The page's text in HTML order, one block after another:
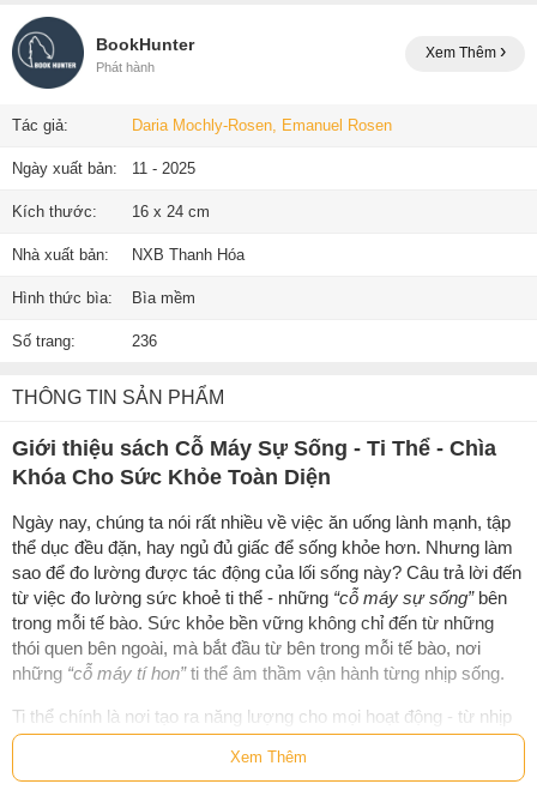
BookHunter
Phát hành
Xem Thêm
Tác giả: Daria Mochly-Rosen, Emanuel Rosen
Ngày xuất bản: 11 - 2025
Kích thước: 16 x 24 cm
Nhà xuất bản: NXB Thanh Hóa
Hình thức bìa: Bìa mềm
Số trang: 236
THÔNG TIN SẢN PHẨM
Giới thiệu sách Cỗ Máy Sự Sống - Ti Thể - Chìa
Khóa Cho Sức Khỏe Toàn Diện
Ngày nay, chúng ta nói rất nhiều về việc ăn uống lành mạnh, tập
thể dục đều đặn, hay ngủ đủ giấc để sống khỏe hơn. Nhưng làm
sao để đo lường được tác động của lối sống này? Câu trả lời đến
từ việc đo lường sức khoẻ ti thể - những “cỗ máy sự sống”bên
trong mỗi tế bào. Sức khỏe bền vững không chỉ đến từ những
thói quen bên ngoài, mà bắt đầu từ bên trong mỗi tế bào, nơi
những “cỗ máy tí hon”ti thể âm thầm vận hành từng nhịp sống.
Ti thể chính là nơi tạo ra năng lượng cho mọi hoạt động - từ nhịp
tim, hơi thở, cho đến khả năng tư duy và phục hồi sau vận động.
Nhưng điều ít ai biết là: chúng không chỉ chuyển hóa năng lượng,
Xem Thêm